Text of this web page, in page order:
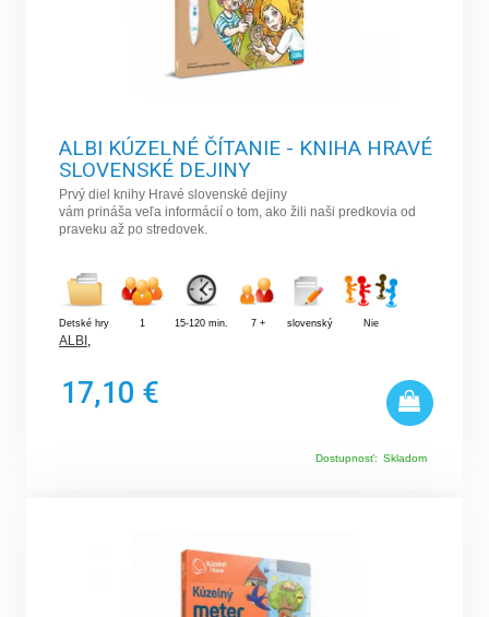
ALBI KÚZELNÉ ČÍTANIE - KNIHA HRAVÉ
SLOVENSKÉ DEJINY
Prvý diel knihy Hravé slovenské dejiny
vám prináša veľa informácií o tom, ako žili naši predkovia od
praveku až po stredovek.
Detské hry 1 15-120 min. 7 + slovenský Nie
ALBI
17,10 €
Dostupnosť: Skladom